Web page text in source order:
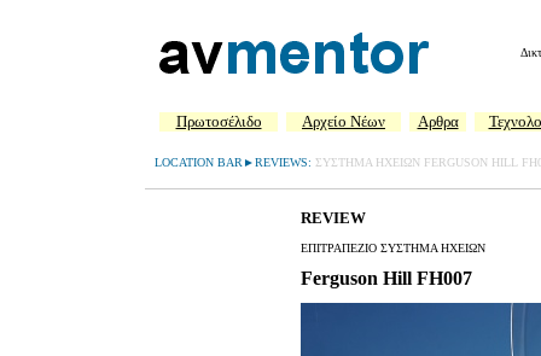
Πρωτοσέλιδο Aρχείο Νέων Αρθρα
LOCATION BAR►REVIEWS: ΣΥΣΤΗΜΑ ΗΧΕΙΩΝ FERGUSON HILL
REVIEW
ΕΠΙΤΡΑΠΕΖΙΟ ΣΥΣΤΗΜΑ ΗΧΕΙΩΝ
Ferguson Hill FH007